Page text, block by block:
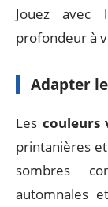
Jouez
profondeur à
Adapter
Les couleurs
printanières
sombres
automnales